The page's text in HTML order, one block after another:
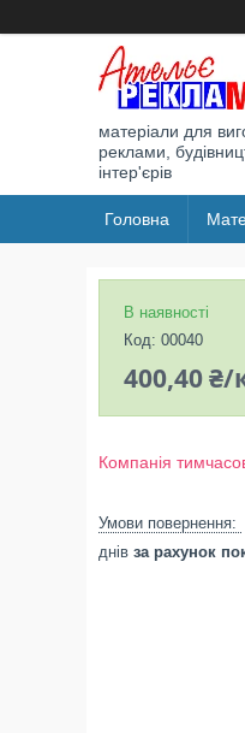
матеріали для
реклами,
інтер'єрів
Головна
В наявності
Код: 00040
400,40
Компанія
днів за рахунок